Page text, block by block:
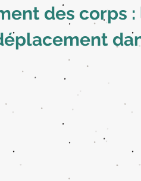
des corps